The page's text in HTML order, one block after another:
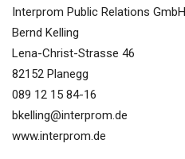
Interprom Public Relations GmbH
Bernd Kelling
Lena-Christ-Strasse 46
82152 Planegg
089 12 15 84-16
bkelling@interprom.de
www.interprom.de